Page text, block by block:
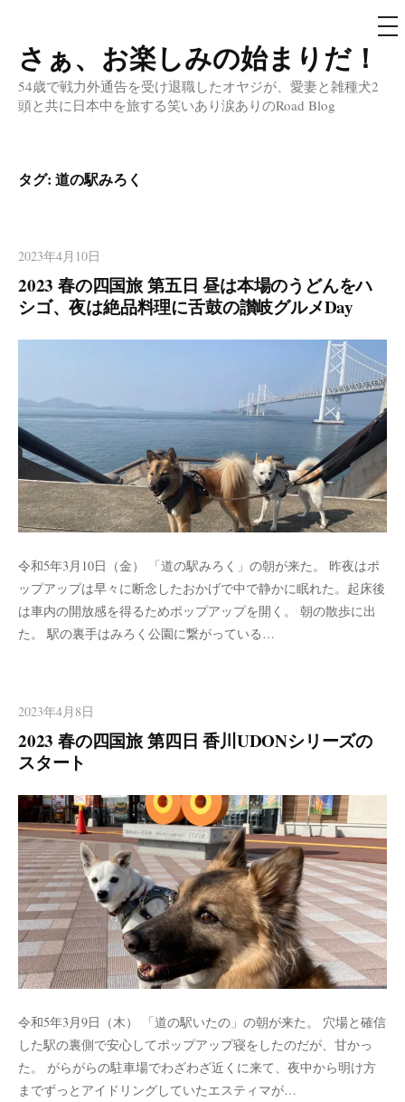
コ
ン
テ
へ
ッ
さぁ、お楽しみの始まりだ！
54歳で戦力外通告を受け退職したオヤジが、愛妻と雑種犬2
頭と共に日本中を旅する笑いあり涙ありのRoad Blog
メ
ニ
タグ: 道の駅みろく
2023年4月10日
2023 春の四国旅 第五日 昼は本場のうどんをハ
シゴ、夜は絶品料理に舌鼓の讃岐グルメDay
令和5年3月10日（金） 「道の駅みろく」の朝が来た。 昨夜はポ
ップアップは早々に断念したおかげで中で静かに眠れた。起床後
は車内の開放感を得るためポップアップを開く。 朝の散歩に出
た。 駅の裏手はみろく公園に繋がっている…
2023年4月8日
2023 春の四国旅 第四日 香川UDONシリーズの
スタート
令和5年3月9日（木） 「道の駅いたの」の朝が来た。 穴場と確信
した駅の裏側で安心してポップアップ寝をしたのだが、甘かっ
た。 がらがらの駐車場でわざわざ近くに来て、夜中から明け方
までずっとアイドリングしていたエスティマが…